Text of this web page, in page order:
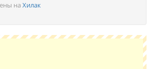
на Хилак